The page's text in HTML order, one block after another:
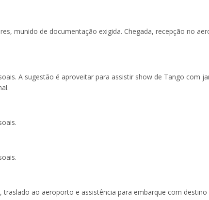
munido de documentação exigida. Chegada, recepção no
A sugestão é aproveitar para assistir show de Tango com
ao aeroporto e assistência para embarque com destino